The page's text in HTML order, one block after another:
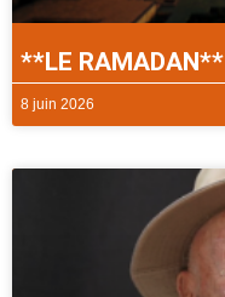
**LE RAMADAN**
8 juin 2026